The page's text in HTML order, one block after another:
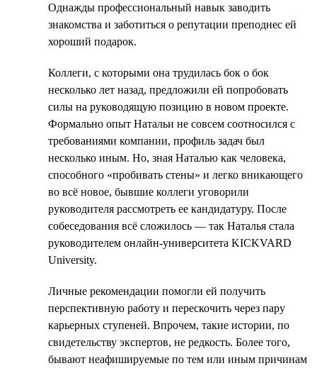
Однажды профессиональный навык заводить
знакомства и заботиться о репутации преподнес ей
хороший подарок.
Коллеги, с которыми она трудилась бок о бок
несколько лет назад, предложили ей попробовать
силы на руководящую позицию в новом проекте.
Формально опыт Натальи не совсем соотносился с
требованиями компании, профиль задач был
несколько иным. Но, зная Наталью как человека,
способного «пробивать стены» и легко вникающего
во всё новое, бывшие коллеги уговорили
руководителя рассмотреть ее кандидатуру. После
собеседования всё сложилось — так Наталья стала
руководителем онлайн-университета KICKVARD
University.
Личные рекомендации помогли ей получить
перспективную работу и перескочить через пару
карьерных ступеней. Впрочем, такие истории, по
свидетельству экспертов, не редкость. Более того,
бывают неафишируемые по тем или иным причинам